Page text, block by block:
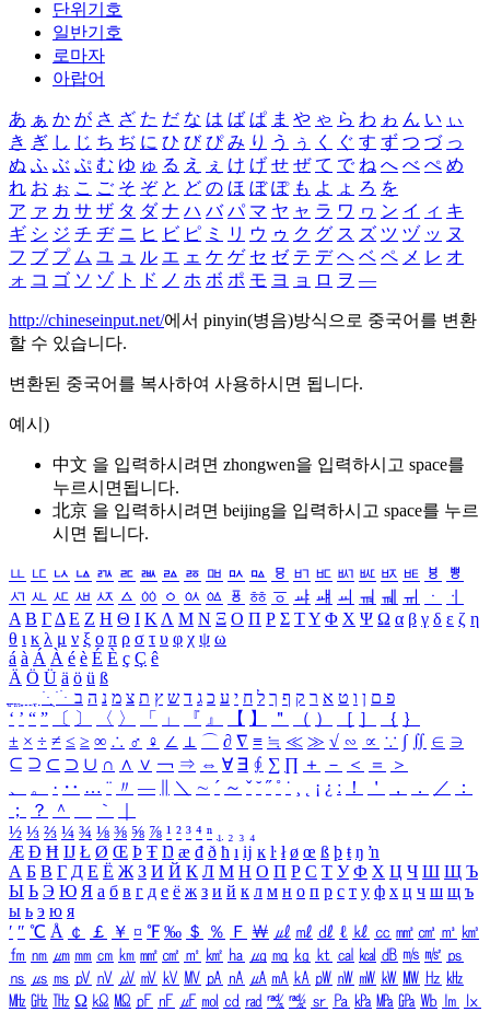
단위기호
일반기호
로마자
아랍어
あ ぁ か が さ ざ た だ な は ば ぱ ま や ゃ ら わ ゎ ん い ぃ
き ぎ し じ ち ぢ に ひ び ぴ み り う ぅ く ぐ す ず つ づ っ
ぬ ふ ぶ ぷ む ゆ ゅ る え ぇ け げ せ ぜ て で ね へ べ ぺ め
れ お ぉ こ ご そ ぞ と ど の ほ ぼ ぽ も よ ょ ろ を
ア ァ カ サ ザ タ ダ ナ ハ バ パ マ ヤ ャ ラ ワ ヮ ン イ ィ キ
ギ シ ジ チ ヂ ニ ヒ ビ ピ ミ リ ウ ゥ ク グ ス ズ ツ ヅ ッ ヌ
フ ブ プ ム ユ ュ ル エ ェ ケ ゲ セ ゼ テ デ ヘ ベ ペ メ レ オ
ォ コ ゴ ソ ゾ ト ド ノ ホ ボ ポ モ ヨ ョ ロ ヲ ―
http://chineseinput.net/에서 pinyin(병음)방식으로 중국어를 변환
할 수 있습니다.
변환된 중국어를 복사하여 사용하시면 됩니다.
예시)
中文 을 입력하시려면 zhongwen을 입력하시고 space를
누르시면됩니다.
北京 을 입력하시려면 beijing을 입력하시고 space를 누르
시면 됩니다.
ㅥ ㅦ ㅧ ㅨ ㅩ ㅪ ㅫ ㅬ ㅭ ㅮ ㅯ ㅰ ㅱ ㅲ ㅳ ㅴ ㅵ ㅶ ㅷ ㅸ
ㅹ
ㅺ ㅻ ㅼ ㅽ ㅾ ㅿ ㆀ ㆁ ㆂ ㆃ ㆄ ㆅ ㆆ ㆇ ㆈ ㆉ ㆊ ㆋ ㆌ ㆍ
ㆎ
Α Β ΓΔ Ε Ζ Η Θ Ι ΚΛ Μ Ν Ξ Ο Π Ρ Σ ΤΥ Φ Χ Ψ Ω α β γ δ ε ζ η
θ ι κ λ μ ν ξ ο π ρ σ τ υ φ χ ψ ω
á à Á À é è É È ç Ç ê
Ä Ö Ü ä ö ü ß
ִֶֹ ֻּ ׁׂ פ ם ן ו ט א ר ק ף ך ל ח י ע כ ג ד ש ץ ת צ מ נ ה ב
‘ ’ “ ” 〔 〕 〈 〉 「 」 『 』 【 】 ＂ （ ） ［ ］ ｛ ｝
± × ÷ ≠ ≤ ≥ ∞ ∴ ♂ ♀ ∠ ⊥ ⌒ ∂ ∇ ≡ ≒ ≪ ≫ √ ∽ ∝ ∵ ∫ ∬ ∈ ∋
⊆ ⊇ ⊂ ⊃ ∪ ∩ ∧ ∨ ￢ ⇒ ⇔ ∀ ∃ ∮ ∑ ∏ ＋ － ＜ ＝
＞
、
。 · ‥ … ¨ 〃 ― ＼ ∼ ´ ～ ˇ ˘ ˝ ˚ ˙ ¸ ¡ ¿ ː ！ ＇ ， ． ／
：
；
？ ＾ ｀
½ ⅓ ⅔ ¼ ¾ ⅛ ⅜ ⅝ ⅞ ¹ ² ³ ⁴ ⁿ ₁ ₂ ₃ ₄
Æ Ð Ħ Ĳ Ł Ø Œ Þ Ŧ Ŋ æ đ ð ħ ı ĳ ĸ ŀ ł ø œ ß þ ŧ ŋ ŉ
А Б В Г Д Е Ё Ж З И Й К Л М Н О П Р С Т У Ф Х Ц Ч Ш Щ Ъ
Ы Ь Э Ю Я а б в г д е ё ж з и й к л м н о п р с т у ф х ц ч ш щ ъ
ы ь э ю я
′ ″ ℃ Å ￠ ￡ ￥ ¤ ℉ ‰ ＄ ％ Ｆ ￦ ㎕ ㎖ ㎗ ℓ ㎘ ㏄ ㎣ ㎤ ㎥ ㎦
㎙ ㎚ ㎛ ㎜ ㎝ ㎞ ㎟ ㎠ ㎡ ㎢ ㏊ ㎍ ㎎ ㎏ ㏏ ㎈ ㎉ ㏈ ㎧ ㎨ ㎰
㎱ ㎲ ㎳ ㎴ ㎵ ㎶ ㎷ ㎸ ㎹ ㎀ ㎁ ㎂ ㎃ ㎄ ㎺ ㎻ ㎽ ㎾ ㎿ ㎐ ㎑
㎒ ㎓ ㎔ Ω ㏀ ㏁ ㎊ ㎋ ㎌ ㏖ ㏅ ㎭ ㎮ ㎯ ㏛ ㎩ ㎪ ㎫ ㎬ ㏝ ㏐
㏓